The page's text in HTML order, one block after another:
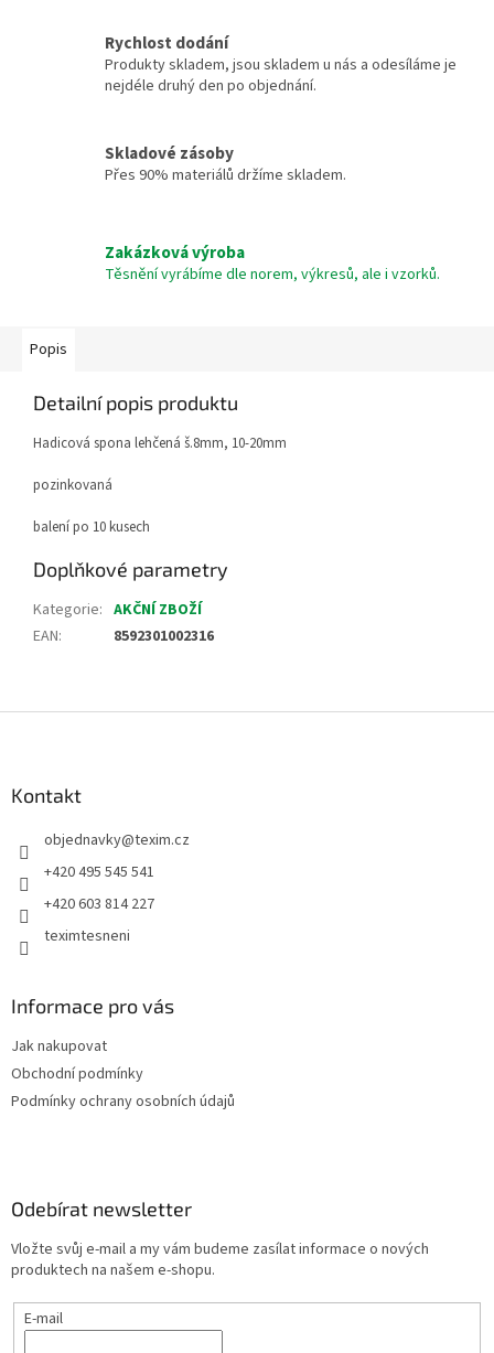
Rychlost dodání
Produkty skladem, jsou skladem u nás a odesíláme je
nejdéle druhý den po objednání.
Skladové zásoby
Přes 90% materiálů držíme skladem.
Zakázková výroba
Těsnění vyrábíme dle norem, výkresů, ale i vzorků.
Popis
Detailní popis produktu
Hadicová spona lehčená š.8mm, 10-20mm
pozinkovaná
balení po 10 kusech
Doplňkové parametry
Kategorie: AKČNÍ ZBOŽÍ
EAN: 8592301002316
Kontakt
objednavky@texim.cz
+420 495 545 541
+420 603 814 227
teximtesneni
Informace pro vás
Jak nakupovat
Obchodní podmínky
Podmínky ochrany osobních údajů
Odebírat newsletter
Vložte svůj e-mail a my vám budeme zasílat informace o nových
produktech na našem e-shopu.
E-mail